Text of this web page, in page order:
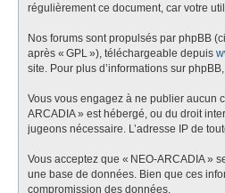
régulièrement ce document, car votre
Nos forums sont propulsés par phpBB
après « GPL »), téléchargeable depuis
site. Pour plus d’informations sur
Vous vous engagez à ne publier aucun
ARCADIA » est hébergé, ou du droit
jugeons nécessaire. L’adresse IP de
Vous acceptez que « NEO-ARCADIA »
une base de données. Bien que ces
compromission des données.